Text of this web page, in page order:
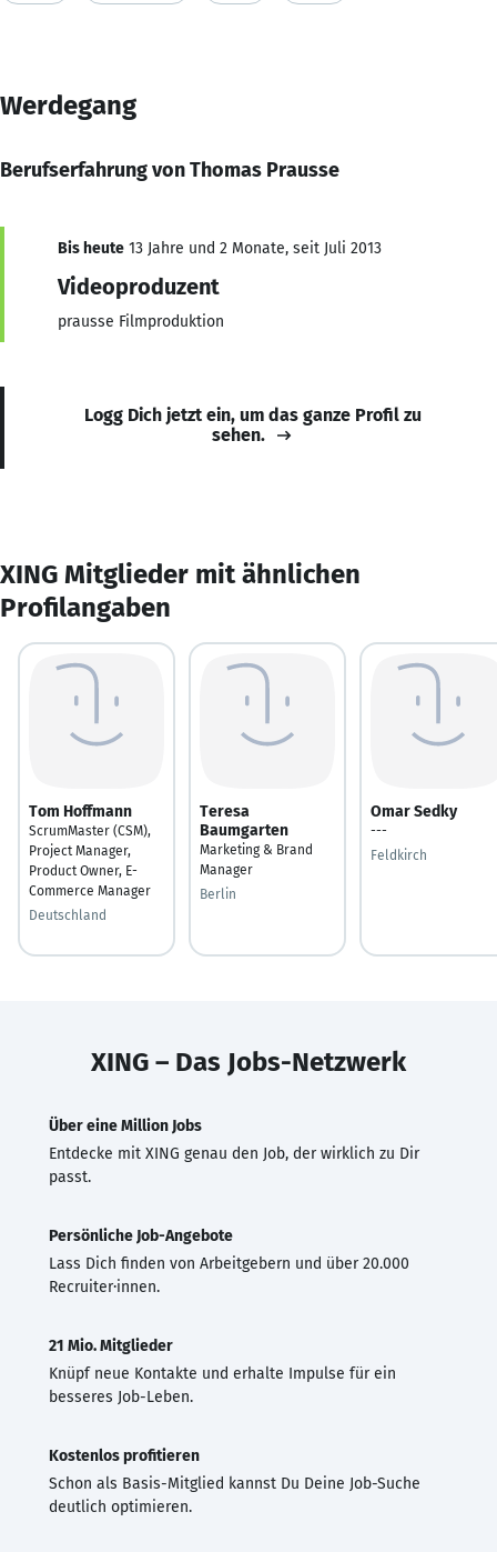
Werdegang
Berufserfahrung von Thomas Prausse
Bis heute 13 Jahre und 2 Monate, seit Juli 2013
Videoproduzent
prausse Filmproduktion
Logg Dich jetzt ein, um das ganze Profil zu
sehen.
XING Mitglieder mit ähnlichen
Profilangaben
Tom Hoffmann
ScrumMaster (CSM),
Project Manager,
Product Owner, E-
Commerce Manager
Deutschland
Teresa
Baumgarten
Marketing & Brand
Manager
Berlin
Omar Sedky
---
Feldkirch
XING – Das Jobs-Netzwerk
Über eine Million Jobs
Entdecke mit XING genau den Job, der wirklich zu Dir
passt.
Persönliche Job-Angebote
Lass Dich finden von Arbeitgebern und über 20.000
Recruiter·innen.
21 Mio. Mitglieder
Knüpf neue Kontakte und erhalte Impulse für ein
besseres Job-Leben.
Kostenlos profitieren
Schon als Basis-Mitglied kannst Du Deine Job-Suche
deutlich optimieren.